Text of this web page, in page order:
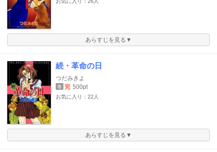
あらすじを見る▼
続・革命の日
つだみきよ
巻 完 500pt
お気に入り：22人
あらすじを見る▼